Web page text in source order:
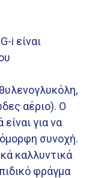
i είναι
αέριο). Ο
για να
συνοχή.
καλλυντικά
φράγμα